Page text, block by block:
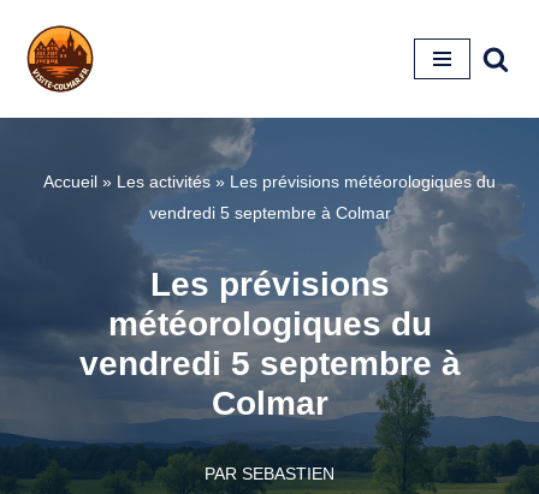
Aller
Accueil » Les activités » Les prévisions météorologiques du
vendredi 5 septembre à Colmar
Les prévisions
météorologiques du
vendredi 5 septembre à
Colmar
PAR SEBASTIEN